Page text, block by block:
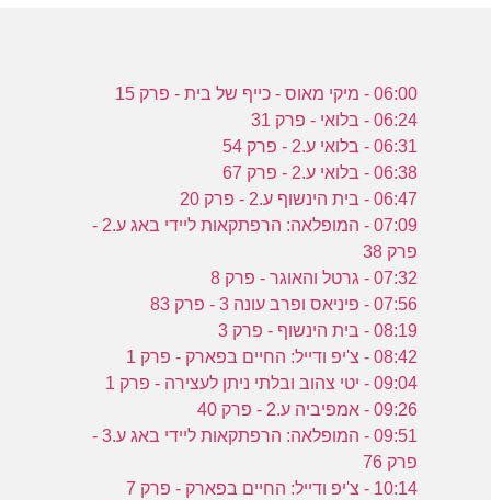
06:00 - מיקי מאוס - כייף של בית - פרק 15
06:24 - בלואי - פרק 31
06:31 - בלואי ע.2 - פרק 54
06:38 - בלואי ע.2 - פרק 67
06:47 - בית הינשוף ע.2 - פרק 20
07:09 - המופלאה: הרפתקאות ליידי באג ע.2 -
פרק 38
07:32 - גרטל והאוגר - פרק 8
07:56 - פיניאס ופרב עונה 3 - פרק 83
08:19 - בית הינשוף - פרק 3
08:42 - צ'יפ ודייל: החיים בפארק - פרק 1
09:04 - יטי צהוב ובלתי ניתן לעצירה - פרק 1
09:26 - אמפיביה ע.2 - פרק 40
09:51 - המופלאה: הרפתקאות ליידי באג ע.3 -
פרק 76
10:14 - צ'יפ ודייל: החיים בפארק - פרק 7